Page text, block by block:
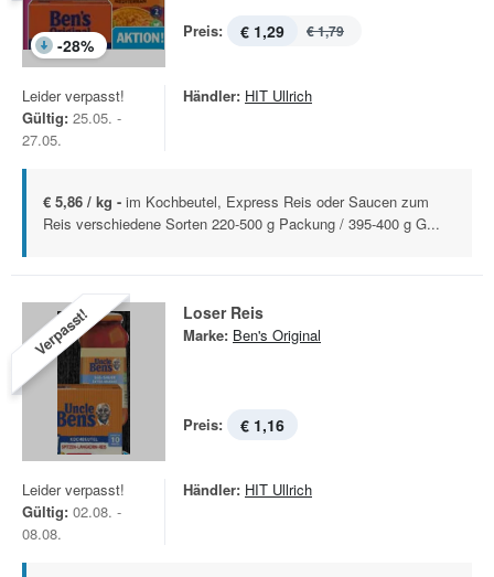
-28%
Preis: € 1,29 € 1,79
Leider verpasst!
Gültig: 25.05. -
27.05.
Händler: HIT Ullrich
€ 5,86 / kg - im Kochbeutel, Express Reis oder Saucen zum
Reis verschiedene Sorten 220-500 g Packung / 395-400 g G...
Verpasst! Loser Reis
Marke: Ben's Original
Preis: € 1,16
Leider verpasst!
Gültig: 02.08. -
08.08.
Händler: HIT Ullrich